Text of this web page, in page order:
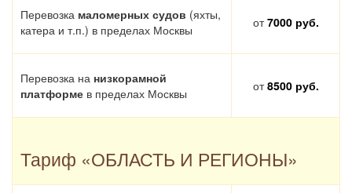
Перевозка маломерных судов (яхты,
катера и т.п.) в пределах Москвы
от7000 руб.
Перевозка на низкорамной
платформе в пределах Москвы от8500 руб.
Тариф «ОБЛАСТЬ И РЕГИОНЫ»